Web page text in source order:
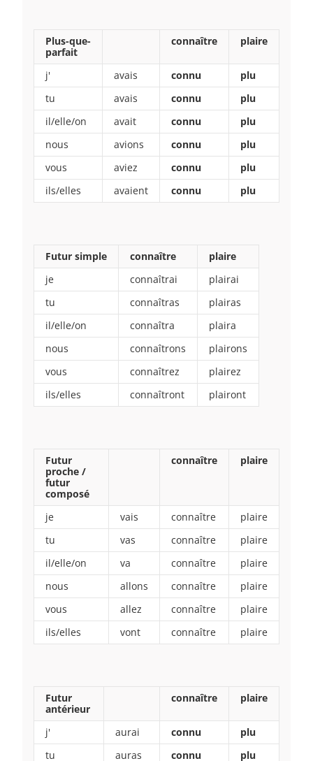
Plus-que-
parfait
connaître plaire
j' avais connu
plu
tu
avais connu
plu
il/elle/on
avait connu
plu
nous
avions connu
plu
vous
aviez connu
plu
ils/elles
avaient connu plu
Futur simple connaître
plaire
je
connaîtrai
plairai
tu
connaîtras
plairas
il/elle/on
connaîtra
plaira
nous
connaîtrons
plairons
vous
connaîtrez
plairez
ils/elles
connaîtront plairont
Futur
proche /
futur
composé
connaître plaire
je vais connaître
plaire
tu
vas connaître
plaire
il/elle/on
va connaître
plaire
nous
allons connaître
plaire
vous
allez connaître
plaire
ils/elles
vont connaître plaire
Futur
antérieur
connaître plaire
j' aurai connu
plu
tu
auras connu plu